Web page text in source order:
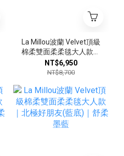
La Millou波蘭 Velvet頂級
棉柔雙面柔柔毯大人款｜
英倫後花園｜舒柔純白
NT$6,950
NT$8,700